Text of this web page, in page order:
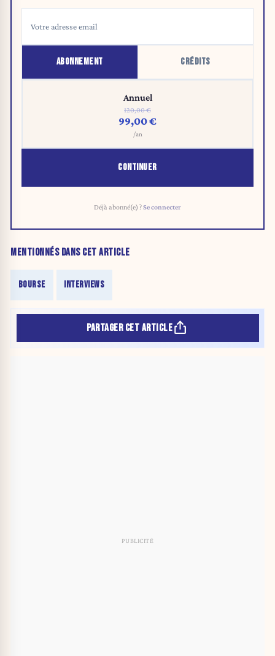
ABONNEMENT CRÉDITS
Annuel
120,00 €
99,00 €
/an
CONTINUER
Déjà abonné(e) ?Se connecter
MENTIONNÉS DANS CET ARTICLE
BOURSE INTERVIEWS
PARTAGER CET ARTICLE